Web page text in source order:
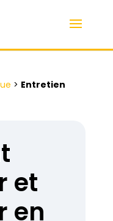
> Entretien
et
en